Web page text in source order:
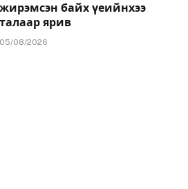
жирэмсэн байх үеийнхээ
талаар ярив
05/08/2026